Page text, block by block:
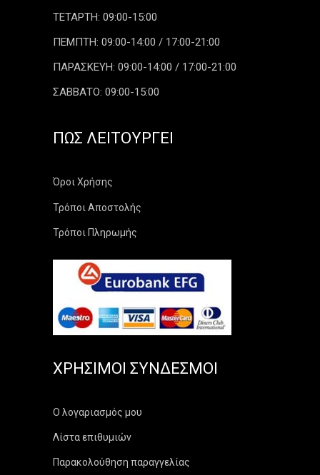
ΤΕΤΑΡΤΗ: 09:00-15:00
ΠΕΜΠΤΗ: 09:00-14:00 / 17:00-21:00
ΠΑΡΑΣΚΕΥΗ: 09:00-14:00 / 17:00-21:00
ΣΑΒΒΑΤΟ: 09:00-15:00
ΠΏΣ ΛΕΙΤΟΥΡΓΕΊ
Όροι Χρήσης
Τρόποι Αποστολής
Τρόποι Πληρωμής
ΧΡΉΣΙΜΟΙ ΣΎΝΔΕΣΜΟΙ
Ο λογαριασμός μου
Λίστα επιθυμιών
Παρακολούθηση παραγγελίας